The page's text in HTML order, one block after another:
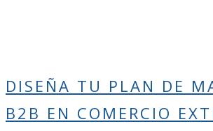
DISEÑA TU PLAN DE
B2B EN COMERCIO